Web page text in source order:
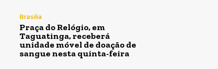
Brasília
Praça do Relógio, em
Taguatinga, receberá
unidade móvel de doação de
sangue nesta quinta-feira